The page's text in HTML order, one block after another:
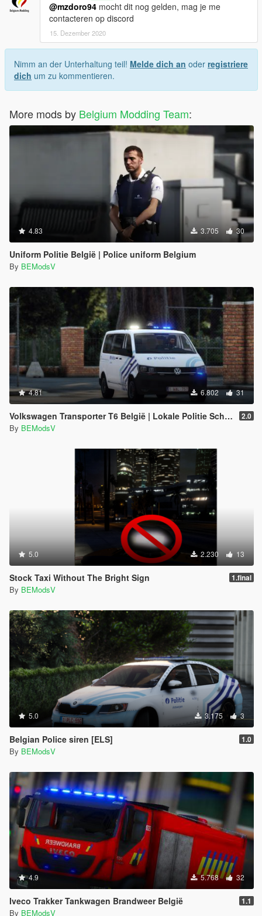
@mzdoro94 mocht dit nog gelden, mag je me
contacteren op discord
15. Dezember 2020
Nimm an der Unterhaltung teil! Melde dich an oder registriere
dich um zu kommentieren.
More mods by Belgium Modding Team:
4.83 3.705 30
Uniform Politie België | Police uniform Belgium
By BEModsV
4.81 6.802 31
Volkswagen Transporter T6 België | Lokale Politie Schoten [ELS] 2.0
By BEModsV
5.0 2.230 13
Stock Taxi Without The Bright Sign 1.final
By BEModsV
5.0 3.175 3
Belgian Police siren [ELS] 1.0
By BEModsV
4.9 5.768 32
Iveco Trakker Tankwagen Brandweer België 1.1
By BEModsV